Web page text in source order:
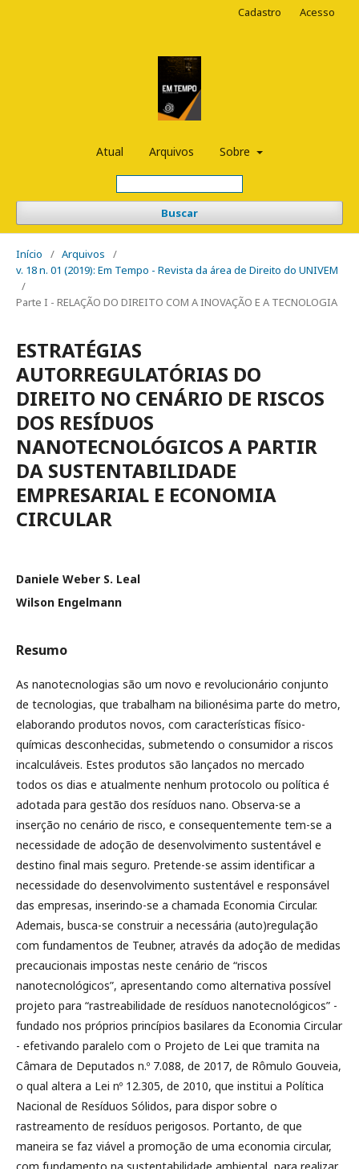
Atual Arquivos Sobre
Buscar
Cadastro Acesso
Início / Arquivos
/
v. 18 n. 01 (2019): Em Tempo - Revista da área de Direito do UNIVEM
/
Parte I - RELAÇÃO DO DIREITO COM A INOVAÇÃO E A TECNOLOGIA
ESTRATÉGIAS
AUTORREGULATÓRIAS DO
DIREITO NO CENÁRIO DE RISCOS
DOS RESÍDUOS
NANOTECNOLÓGICOS A PARTIR
DA SUSTENTABILIDADE
EMPRESARIAL E ECONOMIA
CIRCULAR
Daniele Weber S. Leal
Wilson Engelmann
Resumo
As nanotecnologias são um novo e revolucionário conjunto
de tecnologias, que trabalham na bilionésima parte do metro,
elaborando produtos novos, com características físico-
químicas desconhecidas, submetendo o consumidor a riscos
incalculáveis. Estes produtos são lançados no mercado
todos os dias e atualmente nenhum protocolo ou política é
adotada para gestão dos resíduos nano. Observa-se a
inserção no cenário de risco, e consequentemente tem-se a
necessidade de adoção de desenvolvimento sustentável e
destino final mais seguro. Pretende-se assim identificar a
necessidade do desenvolvimento sustentável e responsável
das empresas, inserindo-se a chamada Economia Circular.
Ademais, busca-se construir a necessária (auto)regulação
com fundamentos de Teubner, através da adoção de medidas
precaucionais impostas neste cenário de “riscos
nanotecnológicos”, apresentando como alternativa possível
projeto para “rastreabilidade de resíduos nanotecnológicos” -
fundado nos próprios princípios basilares da Economia Circular
- efetivando paralelo com o Projeto de Lei que tramita na
Câmara de Deputados n.º 7.088, de 2017, de Rômulo Gouveia,
o qual altera a Lei nº 12.305, de 2010, que institui a Política
Nacional de Resíduos Sólidos, para dispor sobre o
rastreamento de resíduos perigosos. Portanto, de que
maneira se faz viável a promoção de uma economia circular,